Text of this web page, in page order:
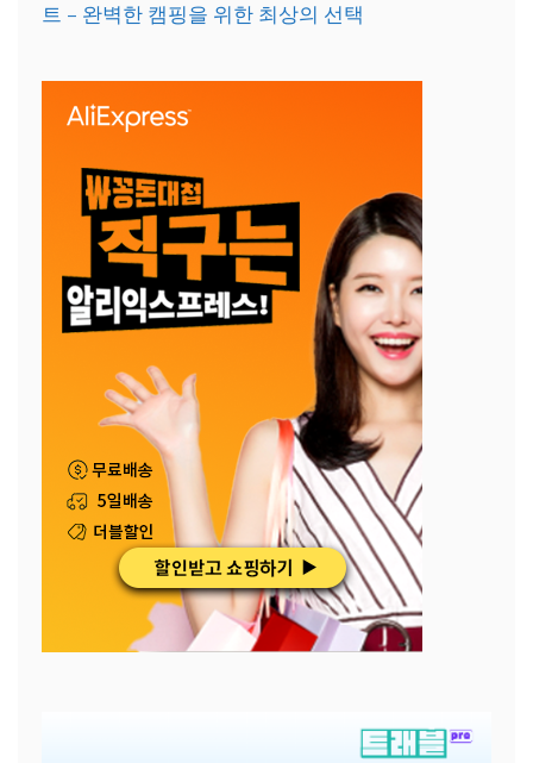
트 – 완벽한 캠핑을 위한 최상의 선택